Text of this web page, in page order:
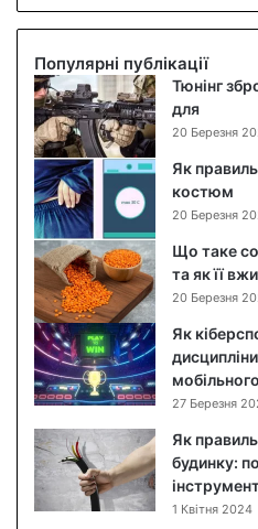
о
в
и
й
с
а
л
а
т
:
п
о
к
р
о
к
о
в
и
й
р
е
Популярні публікації
Тюнінг
для
20 Березня
Як
костюм
20 Березня
Що таке
та як її
20 Березня
Як
27 Березня
Як
будинку:
1 Квітня 2024